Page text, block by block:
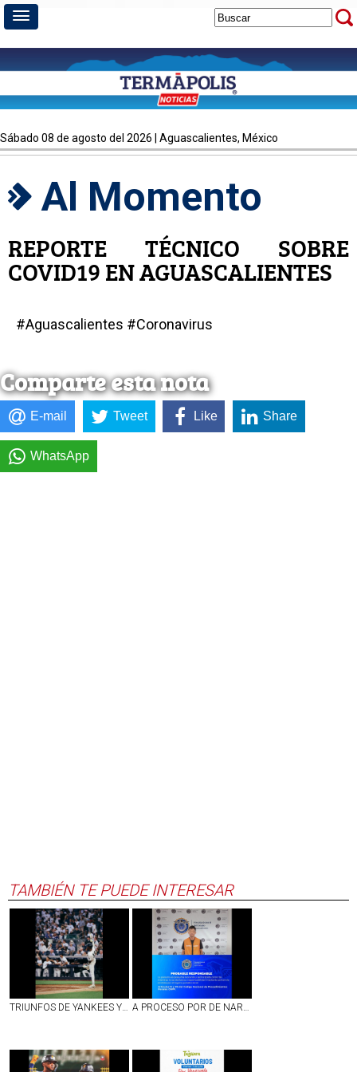
sábado 08 de agosto del 2026 | Aguascalientes, México
Al Momento
REPORTE TÉCNICO SOBRE
COVID19 EN AGUASCALIENTES
#Aguascalientes #Coronavirus
Comparte esta nota
E-mail Tweet Like Share
WhatsApp
TAMBIÉN TE PUEDE INTERESAR
TRIUNFOS DE YANKEES Y BOSTON EN LA JORNADA DEL LUNES EN LAS GRANDES LIGAS A PROCESO POR DE NARCOMENUDEO SUJETO DETENIDO EN EJIDO DE PEÑUELAS, AGS